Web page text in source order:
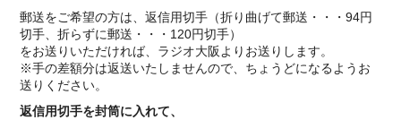
郵送をご希望の方は、返信用切手（折り曲げて郵送・・・94円
切手、折らずに郵送・・・120円切手）
をお送りいただければ、ラジオ大阪よりお送りします。
※手の差額分は返送いたしませんので、ちょうどになるようお
送りください。
返信用切手を封筒に入れて、